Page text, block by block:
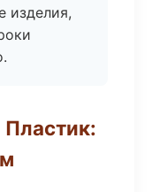
изделия,